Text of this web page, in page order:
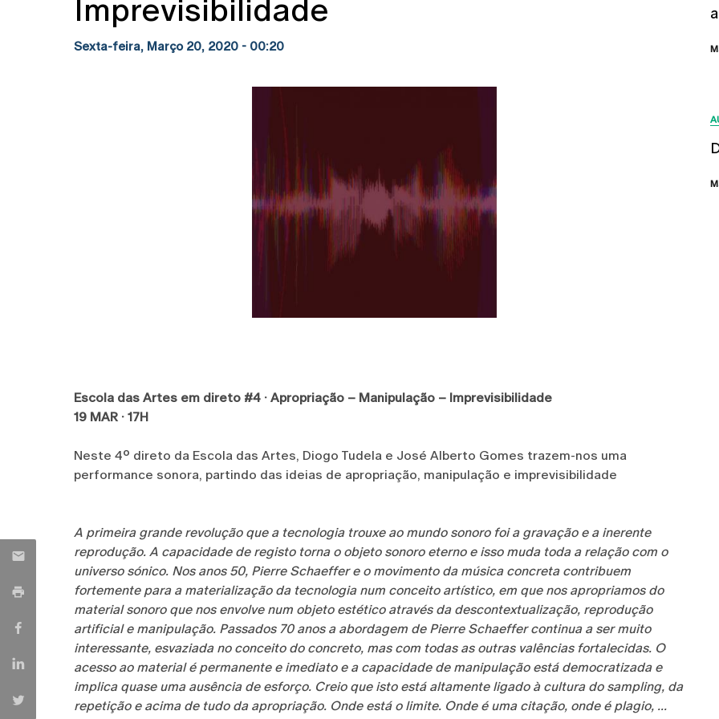
Imprevisibilidade
Sexta-feira, Março 20, 2020 - 00:20
Escola das Artes em direto #4 · Apropriação – Manipulação – Imprevisibilidade
19 MAR · 17H
Neste 4º direto da Escola das Artes, Diogo Tudela e José Alberto Gomes trazem-nos uma
performance sonora, partindo das ideias de apropriação, manipulação e imprevisibilidade
A primeira grande revolução que a tecnologia trouxe ao mundo sonoro foi a gravação e a inerente
reprodução. A capacidade de registo torna o objeto sonoro eterno e isso muda toda a relação com o
universo sónico. Nos anos 50, Pierre Schaeffer e o movimento da música concreta contribuem
fortemente para a materialização da tecnologia num conceito artístico, em que nos apropriamos do
material sonoro que nos envolve num objeto estético através da descontextualização, reprodução
artificial e manipulação. Passados 70 anos a abordagem de Pierre Schaeffer continua a ser muito
interessante, esvaziada no conceito do concreto, mas com todas as outras valências fortalecidas. O
acesso ao material é permanente e imediato e a capacidade de manipulação está democratizada e
implica quase uma ausência de esforço. Creio que isto está altamente ligado à cultura do sampling, da
repetição e acima de tudo da apropriação. Onde está o limite. Onde é uma citação, onde é plagio, ...